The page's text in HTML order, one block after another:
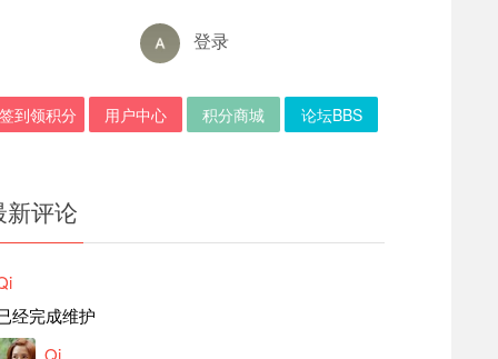
登录
签到领积分 用户中心 积分商城 论坛BBS
新评论
经完成维护
Qi